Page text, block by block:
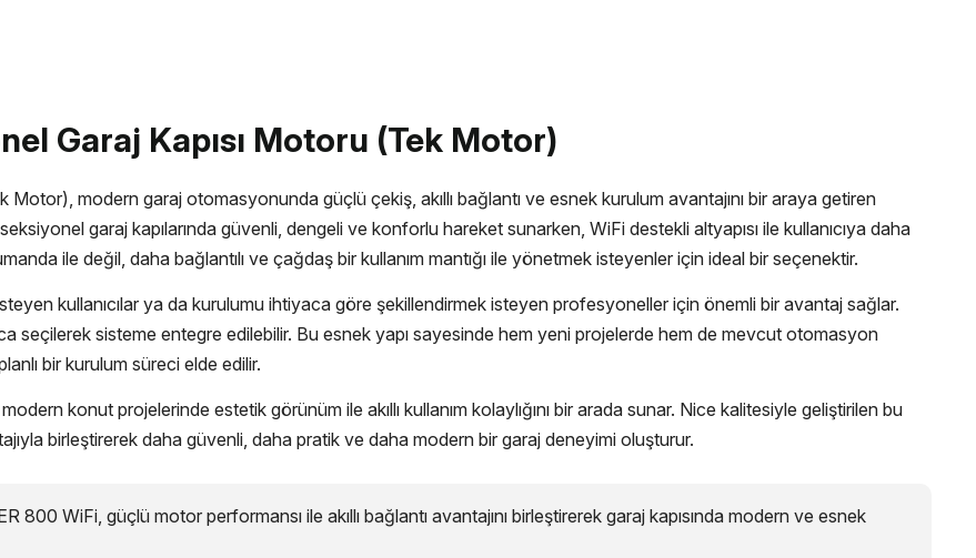
Garaj Kapısı Motoru (Tek Motor)
modern garaj otomasyonunda güçlü çekiş, akıllı bağlantı ve esnek kurulum avantajını bir araya getiren
garaj kapılarında güvenli, dengeli ve konforlu hareket sunarken, WiFi destekli altyapısı ile kullanıcıya daha
ile değil, daha bağlantılı ve çağdaş bir kullanım mantığı ile yönetmek isteyenler için ideal bir seçenektir.
kullanıcılar ya da kurulumu ihtiyaca göre şekillendirmek isteyen profesyoneller için önemli bir avantaj sağlar.
seçilerek sisteme entegre edilebilir. Bu esnek yapı sayesinde hem yeni projelerde hem de mevcut otomasyon
bir kurulum süreci elde edilir.
konut projelerinde estetik görünüm ile akıllı kullanım kolaylığını bir arada sunar. Nice kalitesiyle geliştirilen bu
birleştirerek daha güvenli, daha pratik ve daha modern bir garaj deneyimi oluşturur.
800 WiFi, güçlü motor performansı ile akıllı bağlantı avantajını birleştirerek garaj kapısında modern ve esnek